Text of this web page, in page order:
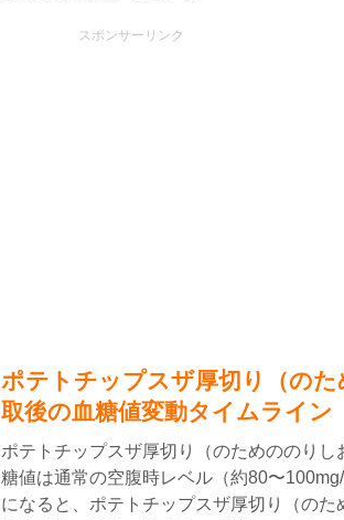
スポンサーリンク
ポテトチップスザ厚切り（の
取後の血糖値変動タイムライン
ポテトチップスザ厚切り（のためののりし
糖値は通常の空腹時レベル（約80〜
になると、ポテトチップスザ厚切り（のた